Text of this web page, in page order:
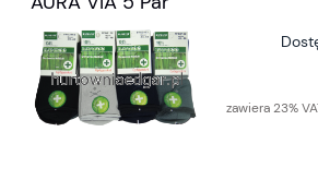
zawiera 23%